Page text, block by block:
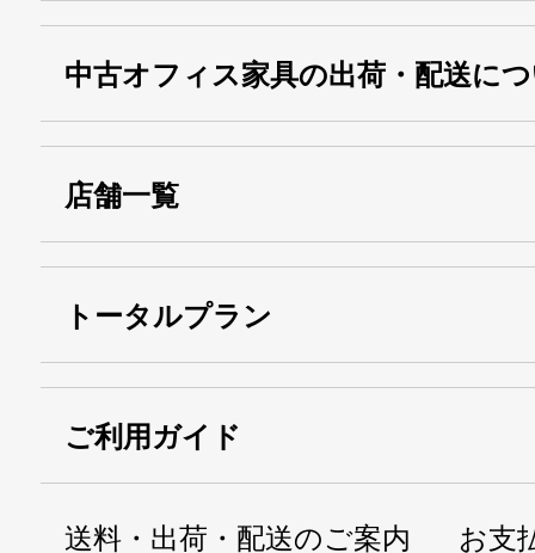
中古オフィス家具の出荷・配送に
店舗一覧
トータルプラン
ご利用ガイド
送料・出荷・配送のご案内 お支